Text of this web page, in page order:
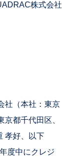
株式会社
社（本社：東京
都千代田区、
孝好、以下
度中にクレジ